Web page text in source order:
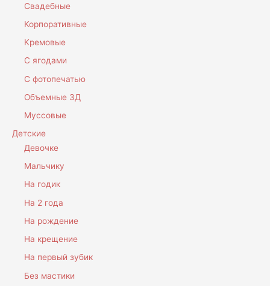
Свадебные
Корпоративные
Кремовые
С ягодами
С фотопечатью
Объемные 3Д
Муссовые
Детские
Девочке
Мальчику
На годик
На 2 года
На рождение
На крещение
На первый зубик
Без мастики